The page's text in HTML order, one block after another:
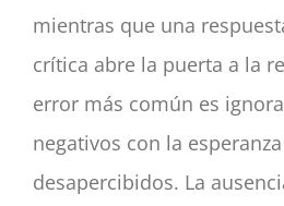
mientras que una
crítica abre la puerta a la
error más común es
negativos con la
desapercibidos. La